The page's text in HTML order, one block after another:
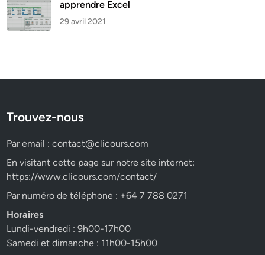
apprendre Excel
29 avril 2021
Trouvez-nous
Par email :contact@clicours.com
En visitant cette page sur notre site internet:
https://www.clicours.com/contact/
Par numéro de téléphone : +64 7 788 0271
Horaires
Lundi-vendredi : 9h00-17h00
Samedi et dimanche : 11h00-15h00